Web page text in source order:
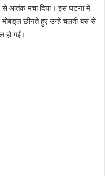
से आतंक मचा दिया। इस घटना में
मोबाइल छीनते हुए उन्हें चलती बस से
हो गईं।